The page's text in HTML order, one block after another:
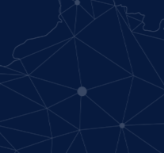
Japanese
Kannada
Khmer
Malay
Marathi